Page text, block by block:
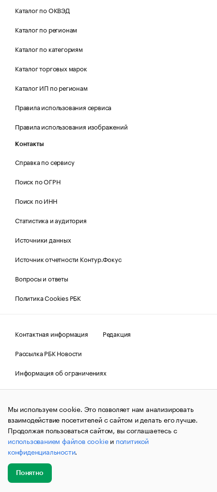
Каталог по ОКВЭД
Каталог по регионам
Каталог по категориям
Каталог торговых марок
Каталог ИП по регионам
Правила использования сервиса
Правила использования изображений
Контакты
Справка по сервису
Поиск по ОГРН
Поиск по ИНН
Статистика и аудитория
Источники данных
Источник отчетности Контур.Фокус
Вопросы и ответы
Политика Cookies РБК
Контактная информация
Редакция
Рассылка РБК Новости
Информация об ограничениях
Правовая информация
О соблюдении авторских прав
© АО «РОСБИЗНЕСКОНСАЛТИНГ»,1995–2026.Сообщения
и материалы информационного агентства «РБК»
(зарегистрировано Федеральной службой по надзору в сфере
связи, информационных технологий и массовых
коммуникаций (Роскомнадзор) 09.12.2015 за номером ИА
№ФС77-63848) сопровождаются пометкой «РБК». Отдельные
публикации могут содержать информацию,
не предназначенную для пользователей
до 18 лет.
Мы используем cookie. Это позволяет нам анализировать
взаимодействие посетителей с сайтом и делать его лучше.
Продолжая пользоваться сайтом, вы соглашаетесь с
использованием файлов cookieи политикой
конфиденциальности.
Понятно